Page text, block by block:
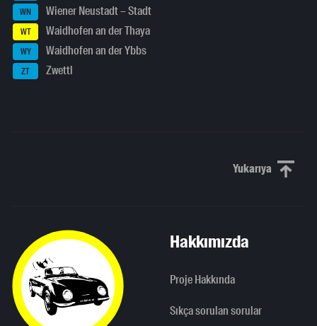
WN Wiener Neustadt – Stadt
WT Waidhofen an der Thaya
WY Waidhofen an der Ybbs
ZT Zwettl
YukarıyaYukarı
Hakkımızda
Proje Hakkında
Sıkça sorulan sorular